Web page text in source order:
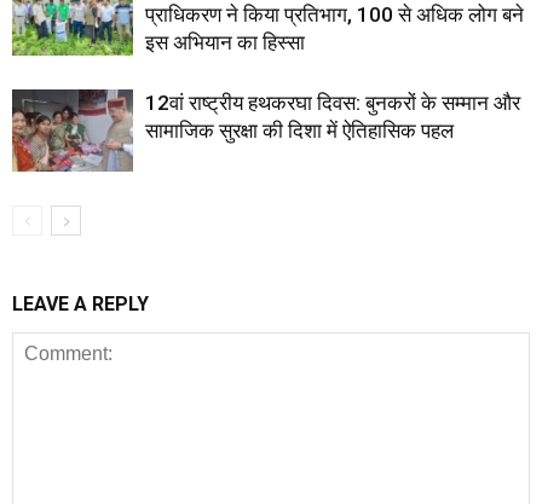
प्राधिकरण ने किया प्रतिभाग, 100 से अधिक लोग बने
इस अभियान का हिस्सा
12वां राष्ट्रीय हथकरघा दिवस: बुनकरों के सम्मान और
सामाजिक सुरक्षा की दिशा में ऐतिहासिक पहल
LEAVE A REPLY